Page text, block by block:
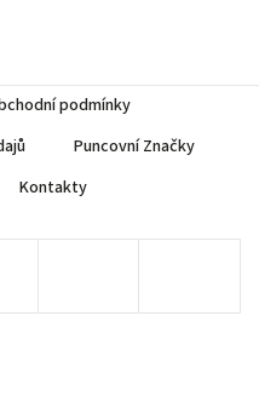
podmínky
Puncovní Značky
Kontakty